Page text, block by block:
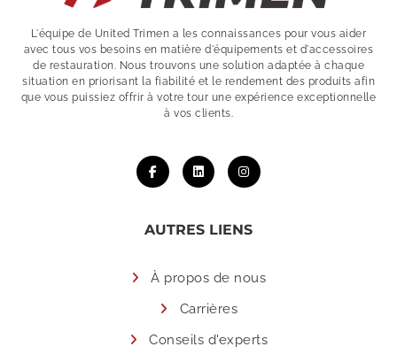
L'équipe de United Trimen a les connaissances pour vous aider
avec tous vos besoins en matière d'équipements et d'accessoires
de restauration. Nous trouvons une solution adaptée à chaque
situation en priorisant la fiabilité et le rendement des produits afin
que vous puissiez offrir à votre tour une expérience exceptionnelle
à vos clients.
AUTRES LIENS
À propos de nous
Carrières
Conseils d'experts